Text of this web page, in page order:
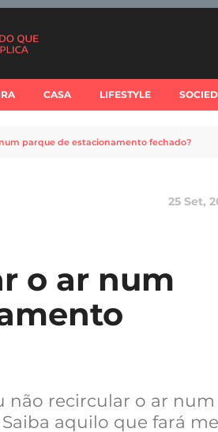
CASA LIFESTYLE
parque de estacionamento fechado?
25 Set,
o ar num
não recircular o ar num
aquilo que fará